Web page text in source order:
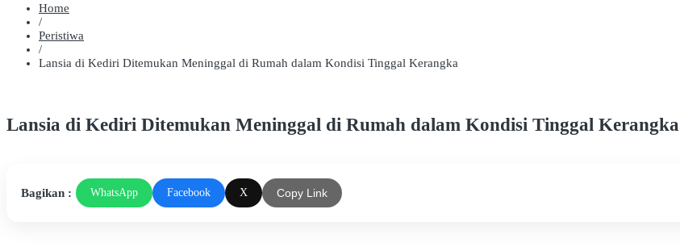
Home
/
Peristiwa
/
Lansia di Kediri Ditemukan Meninggal di Rumah dalam Kondisi Tinggal Kerangka
Lansia di Kediri Ditemukan Meninggal di Rumah dalam Kondisi Tinggal Kerangka
Bagikan : WhatsApp Facebook X Copy Link